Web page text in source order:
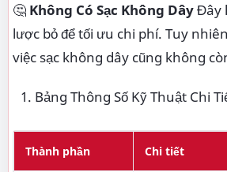
🤔 Không Có Sạc Không DâyĐây
lược bỏ để tối ưu chi phí. Tuy
việc sạc không dây cũng không
Bảng Thông Số Kỹ Thuật Chi
Thành phần Chi tiết